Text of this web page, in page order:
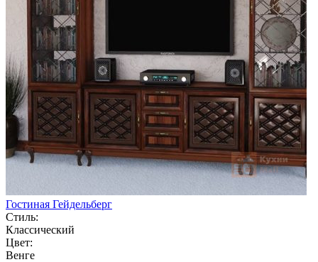
Гостиная Гейдельберг
Стиль:
Классический
Цвет:
Венге